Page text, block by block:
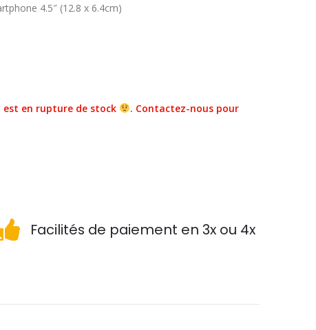
4.5″ (12.8 x 6.4cm)
en rupture de stock
. Contactez-nous pour
Facilités de paiement en 3x ou 4x